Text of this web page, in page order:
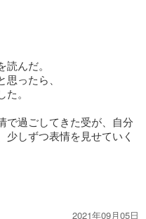
んだ。
ったら、
。
で過ごしてきた受が、自分
少しずつ表情を見せていく
2021年09月05日